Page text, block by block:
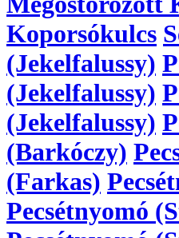
Koporsókulcs
(Jekelfalussy)
(Jekelfalussy)
(Jekelfalussy)
(Barkóczy)
(Farkas)
Pecsétnyomó